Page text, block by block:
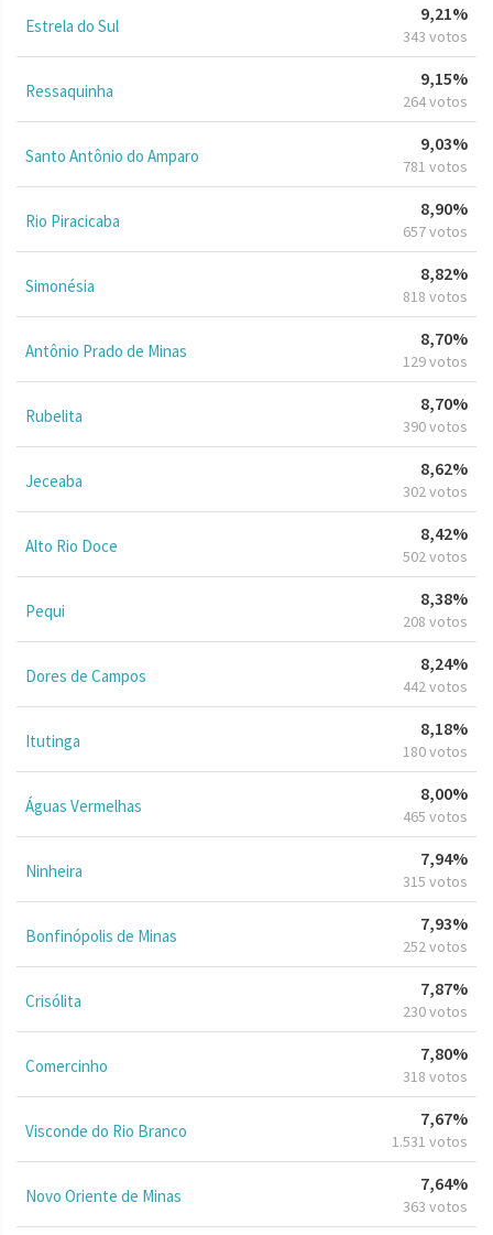
Estrela do Sul
9,21%
343 votos
Ressaquinha
9,15%
264 votos
Santo Antônio do Amparo
9,03%
781 votos
Rio Piracicaba
8,90%
657 votos
Simonésia
8,82%
818 votos
Antônio Prado de Minas
8,70%
129 votos
Rubelita
8,70%
390 votos
Jeceaba
8,62%
302 votos
Alto Rio Doce
8,42%
502 votos
Pequi
8,38%
208 votos
Dores de Campos
8,24%
442 votos
Itutinga
8,18%
180 votos
Águas Vermelhas
8,00%
465 votos
Ninheira
7,94%
315 votos
Bonfinópolis de Minas
7,93%
252 votos
Crisólita
7,87%
230 votos
Comercinho
7,80%
318 votos
Visconde do Rio Branco
7,67%
1.531 votos
Novo Oriente de Minas
7,64%
363 votos